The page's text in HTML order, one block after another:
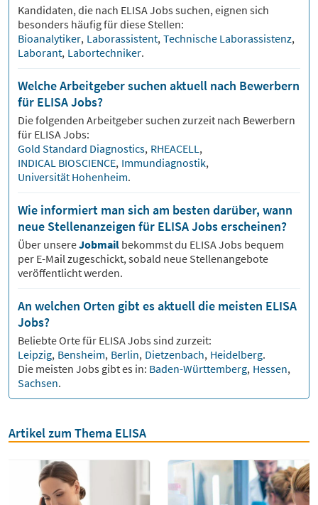
Kandidaten, die nach ELISAJobs suchen, eignen sich
besonders häufig für diese Stellen:
Bioanalytiker, Laborassistent, Technische Laborassistenz,
Laborant, Labortechniker.
Welche Arbeitgeber suchen aktuell nach Bewerbern
für ELISA Jobs?
Die folgenden Arbeitgeber suchen zurzeit nach Bewerbern
für ELISAJobs:
Gold Standard Diagnostics, RHEACELL,
INDICAL BIOSCIENCE, Immundiagnostik,
Universität Hohenheim.
Wie informiert man sich am besten darüber, wann
neue Stellenanzeigen für ELISA Jobs erscheinen?
Über unsereJobmail bekommst du ELISAJobs bequem
per E-Mail zugeschickt, sobald neue Stellenangebote
veröffentlicht werden.
An welchen Orten gibt es aktuell die meisten ELISA
Jobs?
Beliebte Orte für ELISAJobs sind zurzeit:
Leipzig, Bensheim, Berlin, Dietzenbach, Heidelberg.
Die meisten Jobs gibt es in: Baden-Württemberg, Hessen,
Sachsen.
Artikel zum Thema ELISA